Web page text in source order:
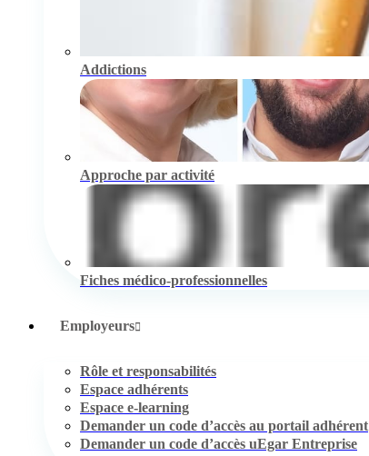
Addictions
Approche par activité
Fiches médico-professionnelles
Employeurs
Rôle et responsabilités
Espace adhérents
Espace e-learning
Demander un code d’accès au portail adhérent
Demander un code d’accès uEgar Entreprise